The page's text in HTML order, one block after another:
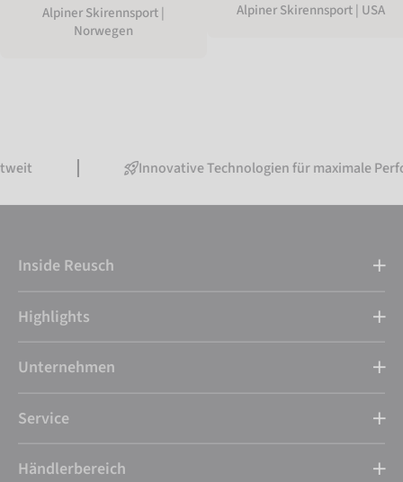
Alpiner Skirennsport |
Norwegen
Alpiner Skirennsport | USA
Innovative Technologien für maximale Performance
Inside Reusch
Highlights
Unternehmen
Service
Händlerbereich